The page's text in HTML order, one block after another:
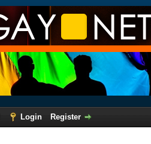
Login
Register